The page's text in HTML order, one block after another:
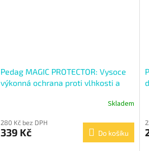
Pedag MAGIC PROTECTOR: Vysoce
výkonná ochrana proti vlhkosti a
Skladem
280 Kč bez DPH
339 Kč Do košíku